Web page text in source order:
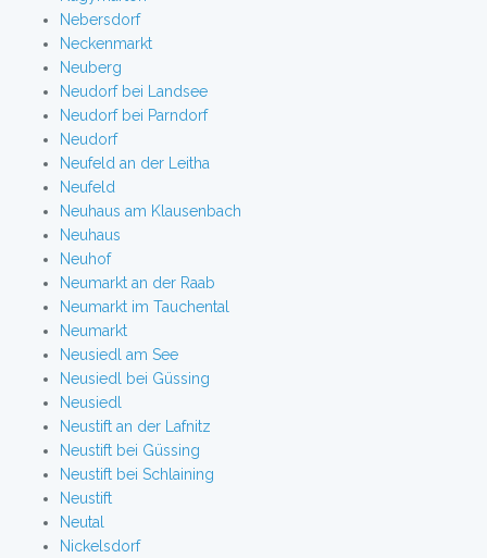
Nebersdorf
Neckenmarkt
Neuberg
Neudorf bei Landsee
Neudorf bei Parndorf
Neudorf
Neufeld an der Leitha
Neufeld
Neuhaus am Klausenbach
Neuhaus
Neuhof
Neumarkt an der Raab
Neumarkt im Tauchental
Neumarkt
Neusiedl am See
Neusiedl bei Güssing
Neusiedl
Neustift an der Lafnitz
Neustift bei Güssing
Neustift bei Schlaining
Neustift
Neutal
Nickelsdorf